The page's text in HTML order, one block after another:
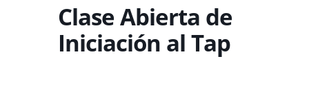
Clase Abierta de
Iniciación al Tap